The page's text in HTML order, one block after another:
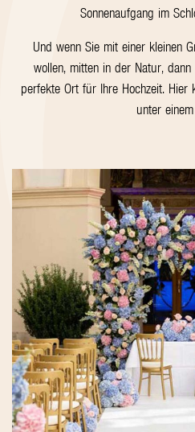
Sonnenaufgang im
Und wenn Sie mit einer kleinen
wollen, mitten in der Natur,
perfekte Ort für Ihre Hochzeit. Hier
unter